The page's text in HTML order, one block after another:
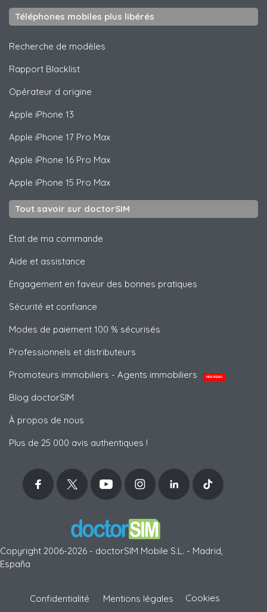
Téléphones mobiles plus libérés
Recherche de modèles
Rapport Blacklist
Opérateur d origine
Apple iPhone 13
Apple iPhone 17 Pro Max
Apple iPhone 16 Pro Max
Apple iPhone 15 Pro Max
Tout savoir sur doctorSIM
État de ma commande
Aide et assistance
Engagement en faveur des bonnes pratiques
Sécurité et confiance
Modes de paiement 100 % sécurisés
Professionnels et distributeurs
Promoteurs immobiliers - Agents immobiliers
NOUVEAU
Blog doctorSIM
À propos de nous
Plus de 25 000 avis authentiques !
Copyright 2006-2026 - doctorSIM Mobile S.L. - Madrid,
España
Confidentialité Mentions légales Cookies